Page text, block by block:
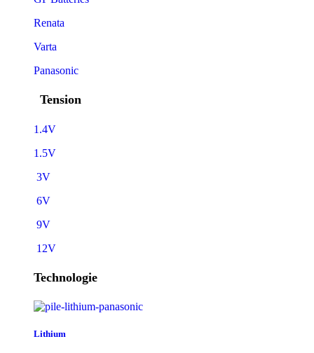
Renata
Varta
Panasonic
Tension
1.4V
1.5V
3V
6V
9V
12V
Technologie
Lithium